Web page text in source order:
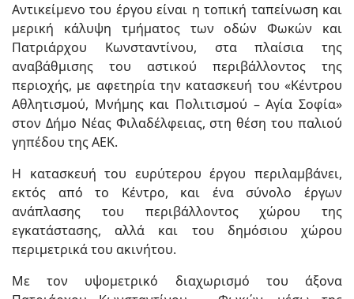
Αντικείμενο του έργου είναι η τοπική ταπείνωση και
μερική κάλυψη τμήματος των οδών Φωκών και
Πατριάρχου Κωνσταντίνου, στα πλαίσια της
αναβάθμισης του αστικού περιβάλλοντος της
περιοχής, με αφετηρία την κατασκευή του «Κέντρου
Αθλητισμού, Μνήμης και Πολιτισμού – Αγία Σοφία»
στον Δήμο Νέας Φιλαδέλφειας, στη θέση του παλιού
γηπέδου της ΑΕΚ.
Η κατασκευή του ευρύτερου έργου περιλαμβάνει,
εκτός από το Κέντρο, και ένα σύνολο έργων
ανάπλασης του περιβάλλοντος χώρου της
εγκατάστασης, αλλά και του δημόσιου χώρου
περιμετρικά του ακινήτου.
Με τον υψομετρικό διαχωρισμό του άξονα